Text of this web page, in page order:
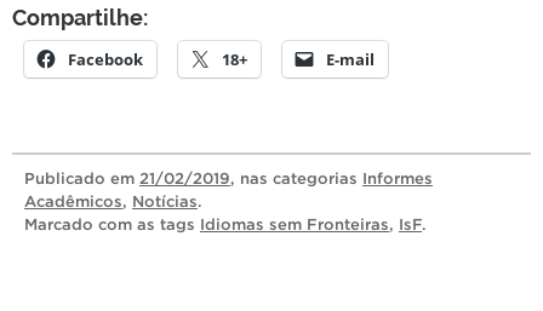
Compartilhe:
Facebook 18+ E-mail
Publicado em 21/02/2019, nas categorias Informes
Acadêmicos, Notícias.
Marcado com as tags Idiomas sem Fronteiras, IsF.